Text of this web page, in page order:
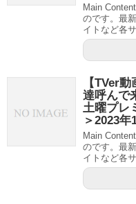
Main
のです。最
イトなど各
【TVer
達呼んで
土曜プレ
＞2023
Main
のです。最
イトなど各